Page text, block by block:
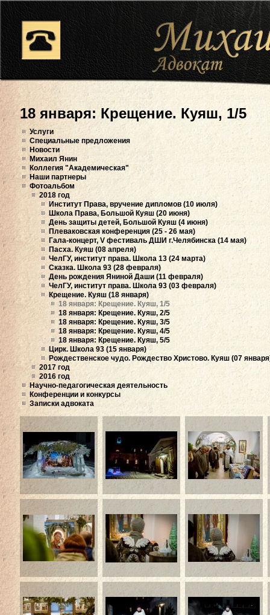
18 января: Крещение. Куяш, 1/5
Услуги
Специальные предложения
Новости
Михаил Янин
Коллегия "Академическая"
Наши партнеры
Фотоальбом
2018 год
Институт Права, вручение дипломов (10 июля)
Школа Права, Большой Куяш (20 июня)
День защиты детей, Большой Куяш (4 июня)
Плеваковская конференция (25 - 26 мая)
Гала-концерт, V фестиваль ДШИ г.Челябинска (14 мая)
Пасха. Куяш (08 апреля)
ЧелГУ, институт права. Школа 13 (24 марта)
Сказка. Школа 93 (28 февраля)
День рождения Яниной Даши (11 февраля)
ЧелГУ, институт права. Школа 93 (03 февраля)
Крещение. Куяш (18 января)
18 января: Крещение. Куяш, 1/5
18 января: Крещение. Куяш, 2/5
18 января: Крещение. Куяш, 3/5
18 января: Крещение. Куяш, 4/5
18 января: Крещение. Куяш, 5/5
Цирк. Школа 93 (15 января)
Рождественское чудо. Рождество Христово. Куяш (07
2017 год
2016 год
Научно-педагогическая деятельность
Конференции и конкурсы
Записки адвоката